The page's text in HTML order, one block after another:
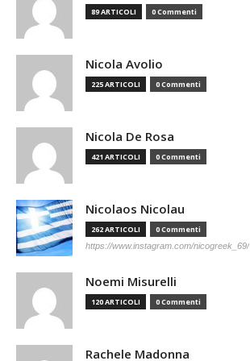
89 ARTICOLI 0 Commenti
Nicola Avolio
225 ARTICOLI 0 Commenti
Nicola De Rosa
421 ARTICOLI 0 Commenti
Nicolaos Nicolau
262 ARTICOLI 0 Commenti
https://www.instagram.com/nicogreek_69/
Noemi Misurelli
120 ARTICOLI 0 Commenti
Rachele Madonna